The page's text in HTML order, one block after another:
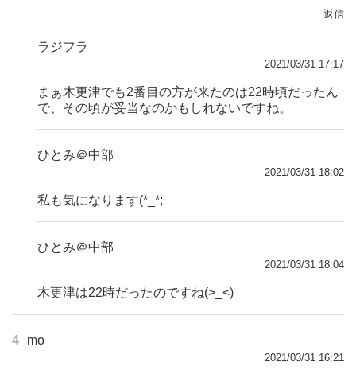
返信
ラジフラ
2021/03/31 17:17
まぁ木更津でも2番目の方が来たのは22時頃だったん
で、その頃が妥当なのかもしれないですね。
ひとみ＠中部
2021/03/31 18:02
私も気になります(*_*;
ひとみ＠中部
2021/03/31 18:04
木更津は22時だったのですね(>_<)
4 mo
2021/03/31 16:21